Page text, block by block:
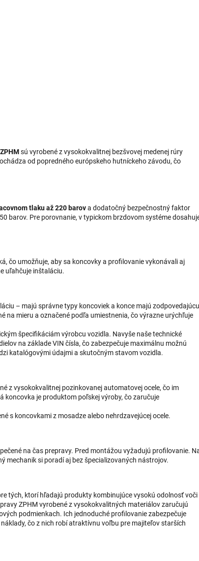
sú vyrobené z vysokokvalitnej bezšvovej medenej rúry
od popredného európskeho hutníckeho závodu, čo
tlaku až 220 barova dodatočný bezpečnostný faktor
barov. Pre porovnanie, v typickom brzdovom systéme
čo umožňuje, aby sa koncovky a profilovanie vykonávali aj
uľahčuje inštaláciu.
– majú správne typy koncoviek a konce majú zodpovedajúcu
na mieru a označené podľa umiestnenia, čo výrazne urýchľuje
špecifikáciám výrobcu vozidla. Navyše naše technické
na základe VIN čísla, čo zabezpečuje maximálnu možnú
katalógovými údajmi a skutočným stavom vozidla.
z vysokokvalitnej pozinkovanej automatovej ocele, čo im
koncovka je produktom poľskej výroby, čo zaručuje
s koncovkami z mosadze alebo nehrdzavejúcej ocele.
na čas prepravy. Pred montážou vyžadujú profilovanie.
mechanik si poradí aj bez špecializovaných nástrojov.
tých, ktorí hľadajú produkty kombinujúce vysokú odolnosť voči
ZPHM vyrobené z vysokokvalitných materiálov zaručujú
podmienkach. Ich jednoduché profilovanie zabezpečuje
čo z nich robí atraktívnu voľbu pre majiteľov starších